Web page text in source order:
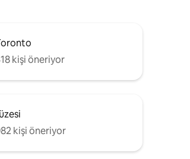
kişi öneriyor
kişi öneriyor